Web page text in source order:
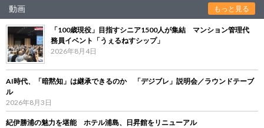
動画 もっと見る
「100歳現役」目指すシニア1500人が集結 マンション管理代
務員イベント「うぇるねすシップ」
2026年8月4日
AI時代、「暗黙知」は継承できるのか 「デジブレ」説明会／ラウンドテーブ
ル
2026年8月3日
紀伊勝浦の魅力を堪能 ホテル浦島、日昇館をリニューアル